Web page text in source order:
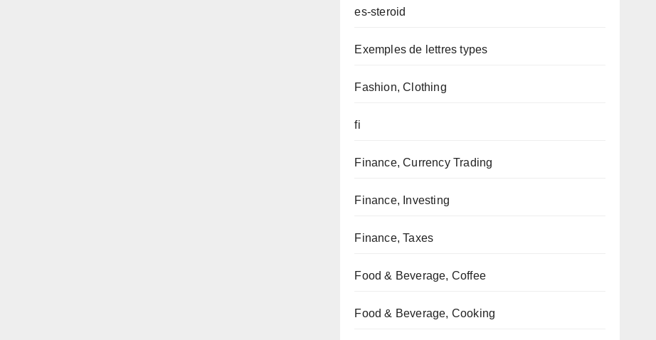
es-steroid
Exemples de lettres types
Fashion, Clothing
fi
Finance, Currency Trading
Finance, Investing
Finance, Taxes
Food & Beverage, Coffee
Food & Beverage, Cooking